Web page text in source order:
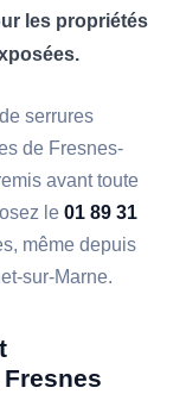
les propriétés
serrures
de Fresnes-
avant toute
le01 89 31
même depuis
sur-Marne.